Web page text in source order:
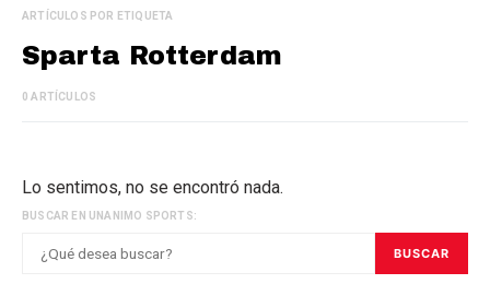
ARTÍCULOS POR ETIQUETA
Sparta Rotterdam
0 ARTÍCULOS
Lo sentimos, no se encontró nada.
BUSCAR EN UNANIMO SPORTS:
BUSCAR